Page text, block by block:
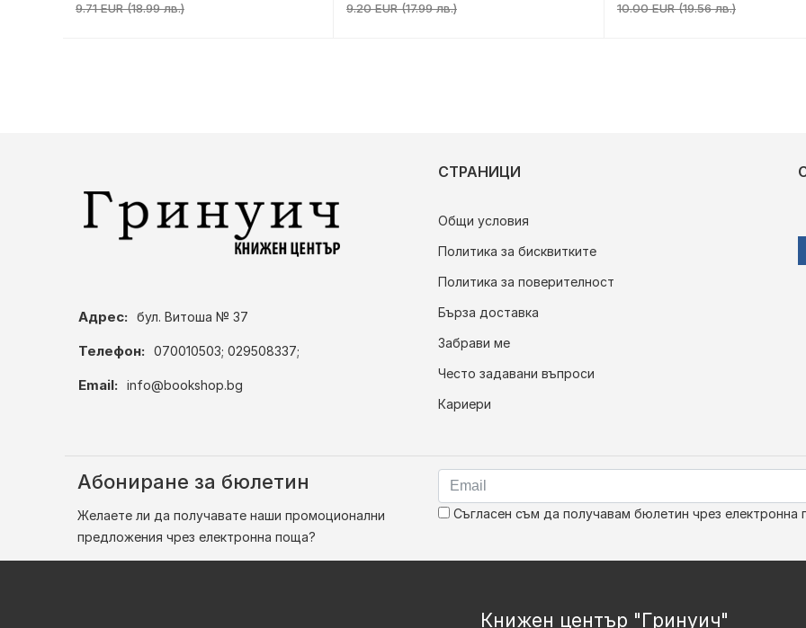
9.71 EUR (18.99 лв.) 9.20 EUR (17.99 лв.) 10.00 EUR (19.56 лв.)
Адрес: бул. Витоша № 37
Телефон: 070010503; 029508337;
Email: info@bookshop.bg
СТРАНИЦИ
Общи условия
Политика за бисквитките
Политика за поверителност
Бърза доставка
Забрави ме
Често задавани въпроси
Кариери
Абониране за бюлетин
Желаете ли да получавате наши промоционални
предложения чрез електронна поща?
Съгласен съм да получавам бюлетин чрез електронна
Книжен център "Гринуич"